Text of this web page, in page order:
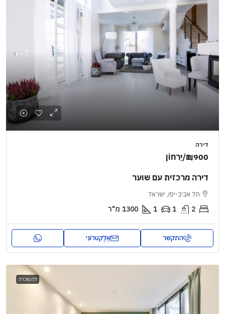
דירה
₪1,900/יַרחוֹן
דירה מרכזית עם שוער
תל אביב-יפו, ישראל
2
1
1
1300 מ"ר
התקשר אֶלֶקטרוֹנִי
להשכרה